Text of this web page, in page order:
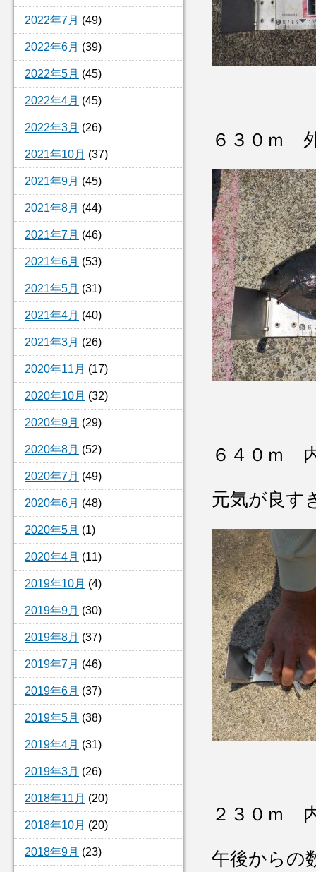
2022年7月 (49)
2022年6月 (39)
2022年5月 (45)
2022年4月 (45)
2022年3月 (26)
2021年10月 (37)
2021年9月 (45)
2021年8月 (44)
2021年7月 (46)
2021年6月 (53)
2021年5月 (31)
2021年4月 (40)
2021年3月 (26)
2020年11月 (17)
2020年10月 (32)
2020年9月 (29)
2020年8月 (52)
2020年7月 (49)
2020年6月 (48)
2020年5月 (1)
2020年4月 (11)
2019年10月 (4)
2019年9月 (30)
2019年8月 (37)
2019年7月 (46)
2019年6月 (37)
2019年5月 (38)
2019年4月 (31)
2019年3月 (26)
2018年11月 (20)
2018年10月 (20)
2018年9月 (23)
６３０ｍ
６４０ｍ
元気が良す
２３０ｍ
午後からの